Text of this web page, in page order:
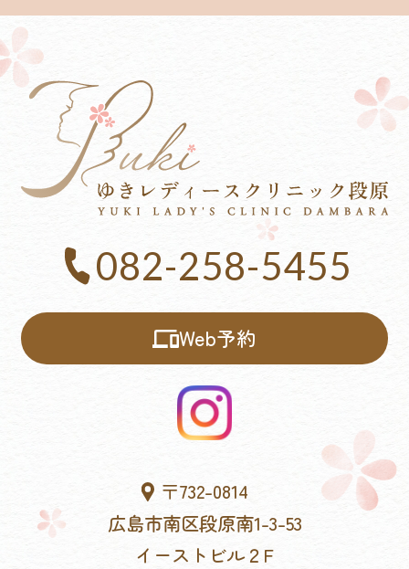
082-258-5455
Web予約
〒732-0814
広島市南区段原南1-3-53
イーストビル２F